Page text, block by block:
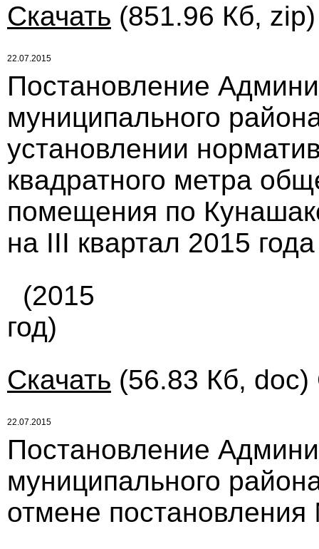
Скачать (851.96 Кб,
22.07.2015
Постановление
муниципального
установлении
квадратного метра
помещения по
на III квартал 2015
(2015
год)
Скачать (56.83 Кб, doc)
22.07.2015
Постановление
муниципального
отмене